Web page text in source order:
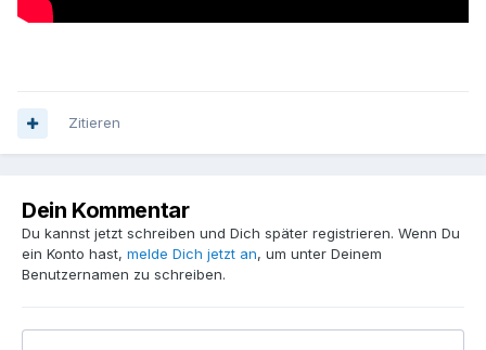
Zitieren
Dein Kommentar
Du kannst jetzt schreiben und Dich später registrieren. Wenn Du
ein Konto hast, melde Dich jetzt an, um unter Deinem
Benutzernamen zu schreiben.